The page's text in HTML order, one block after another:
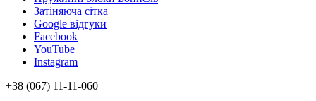
Затіняюча сітка
Google відгуки
Facebook
YouTube
Instagram
+38 (067) 11-11-060